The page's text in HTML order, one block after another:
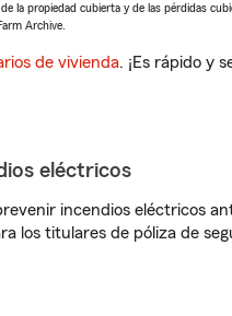
la propiedad cubierta y de las pérdidas
Archive.
de vivienda. ¡Es rápido y
eléctricos
incendios eléctricos
los titulares de póliza de